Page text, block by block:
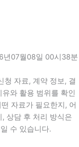
년07월08일 00시38분
청 자료, 계약 정보, 결
와 활용 범위를 확인
자료가 필요한지, 어
상담 후 처리 방식은
수 있습니다.